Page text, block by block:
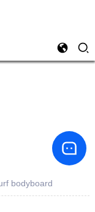
bodyboard